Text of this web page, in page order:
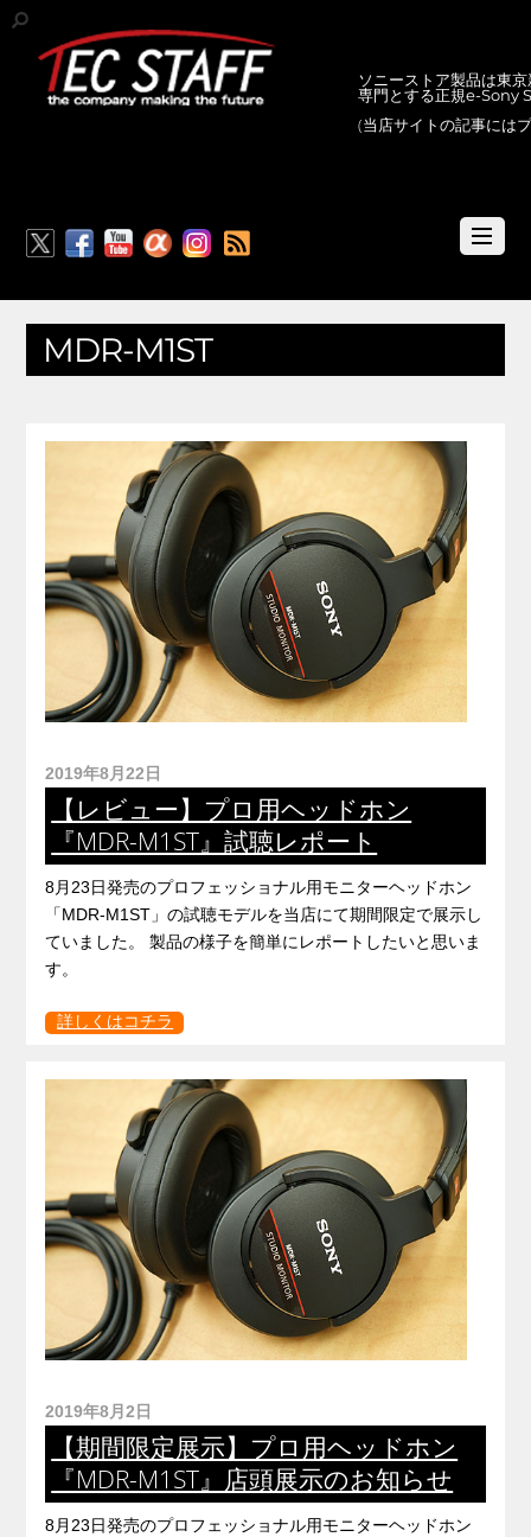
ソニーストア製品は東
専門とする正規e-Sony
(当店サイトの記事には
MDR-M1ST
2019年8月22日
【レビュー】プロ用ヘッドホン
『MDR-M1ST』試聴レポート
8月23日発売のプロフェッショナル用モニターヘッドホン
「MDR-M1ST」の試聴モデルを当店にて期間限定で展示し
ていました。 製品の様子を簡単にレポートしたいと思いま
す。
詳しくはコチラ
2019年8月2日
【期間限定展示】プロ用ヘッドホン
『MDR-M1ST』店頭展示のお知らせ
8月23日発売のプロフェッショナル用モニターヘッドホン